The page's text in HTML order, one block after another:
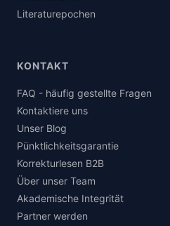
Literaturepochen
KONTAKT
FAQ - häufig gestellte Fragen
Kontaktiere uns
Unser Blog
Pünktlichkeitsgarantie
Korrekturlesen B2B
Über unser Team
Akademische Integrität
Partner werden